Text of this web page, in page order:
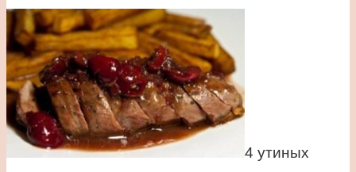
4 утиных